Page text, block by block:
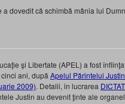
dovedit că schimbă mânia lui
şi Libertate (APEL) a fost
ani, după Apelul Părintelui
2009). Detalii, in lucrarea
Justin au devenit ţinte ale